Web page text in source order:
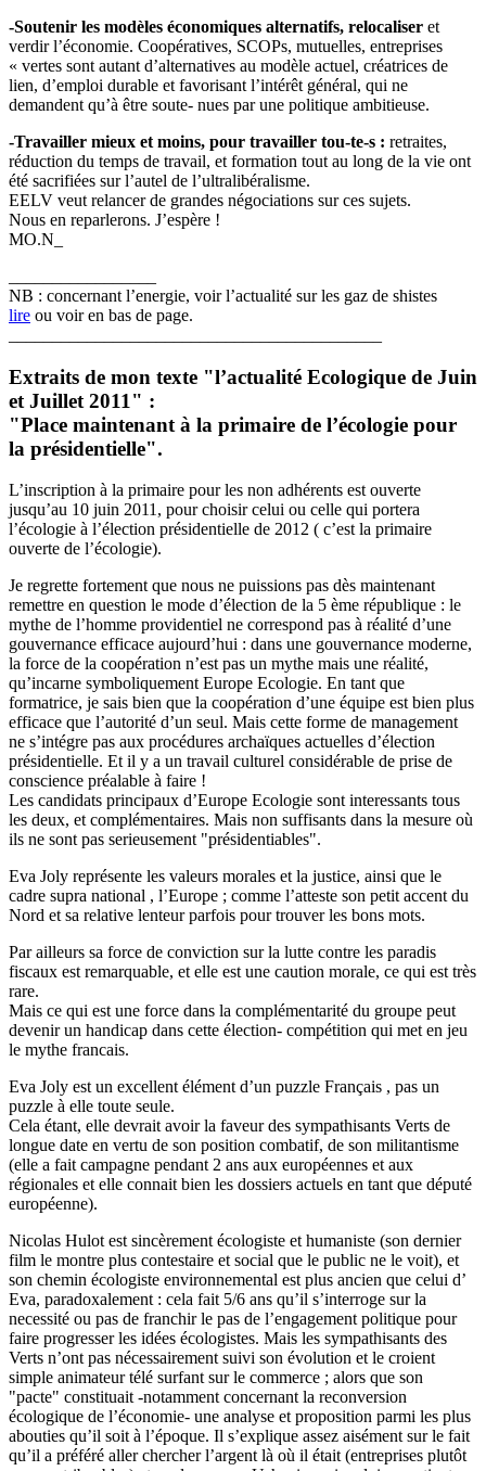
-Soutenir les modèles économiques alternatifs, relocaliser et
verdir l’économie. Coopératives, SCOPs, mutuelles, entreprises
« vertes sont autant d’alternatives au modèle actuel, créatrices de
lien, d’emploi durable et favorisant l’intérêt général, qui ne
demandent qu’à être soute- nues par une politique ambitieuse.
-Travailler mieux et moins, pour travailler tou-te-s : retraites,
réduction du temps de travail, et formation tout au long de la vie ont
été sacrifiées sur l’autel de l’ultralibéralisme.
EELV veut relancer de grandes négociations sur ces sujets.
Nous en reparlerons. J’espère !
MO.N_
NB : concernant l’energie, voir l’actualité sur les gaz de shistes
lire ou voir en bas de page.
Extraits de mon texte "l’actualité Ecologique de Juin
et Juillet 2011" :
"Place maintenant à la primaire de l’écologie pour
la présidentielle".
L’inscription à la primaire pour les non adhérents est ouverte
jusqu’au 10 juin 2011, pour choisir celui ou celle qui portera
l’écologie à l’élection présidentielle de 2012 ( c’est la primaire
ouverte de l’écologie).
Je regrette fortement que nous ne puissions pas dès maintenant
remettre en question le mode d’élection de la 5 ème république : le
mythe de l’homme providentiel ne correspond pas à réalité d’une
gouvernance efficace aujourd’hui : dans une gouvernance moderne,
la force de la coopération n’est pas un mythe mais une réalité,
qu’incarne symboliquement Europe Ecologie. En tant que
formatrice, je sais bien que la coopération d’une équipe est bien plus
efficace que l’autorité d’un seul. Mais cette forme de management
ne s’intégre pas aux procédures archaïques actuelles d’élection
présidentielle. Et il y a un travail culturel considérable de prise de
conscience préalable à faire !
Les candidats principaux d’Europe Ecologie sont interessants tous
les deux, et complémentaires. Mais non suffisants dans la mesure où
ils ne sont pas serieusement "présidentiables".
Eva Joly représente les valeurs morales et la justice, ainsi que le
cadre supra national , l’Europe ; comme l’atteste son petit accent du
Nord et sa relative lenteur parfois pour trouver les bons mots.
Par ailleurs sa force de conviction sur la lutte contre les paradis
fiscaux est remarquable, et elle est une caution morale, ce qui est très
rare.
Mais ce qui est une force dans la complémentarité du groupe peut
devenir un handicap dans cette élection- compétition qui met en jeu
le mythe francais.
Eva Joly est un excellent élément d’un puzzle Français , pas un
puzzle à elle toute seule.
Cela étant, elle devrait avoir la faveur des sympathisants Verts de
longue date en vertu de son position combatif, de son militantisme
(elle a fait campagne pendant 2 ans aux européennes et aux
régionales et elle connait bien les dossiers actuels en tant que député
européenne).
Nicolas Hulot est sincèrement écologiste et humaniste (son dernier
film le montre plus contestaire et social que le public ne le voit), et
son chemin écologiste environnemental est plus ancien que celui d’
Eva, paradoxalement : cela fait 5/6 ans qu’il s’interroge sur la
necessité ou pas de franchir le pas de l’engagement politique pour
faire progresser les idées écologistes. Mais les sympathisants des
Verts n’ont pas nécessairement suivi son évolution et le croient
simple animateur télé surfant sur le commerce ; alors que son
"pacte" constituait -notamment concernant la reconversion
écologique de l’économie- une analyse et proposition parmi les plus
abouties qu’il soit à l’époque. Il s’explique assez aisément sur le fait
qu’il a préféré aller chercher l’argent là où il était (entreprises plutôt